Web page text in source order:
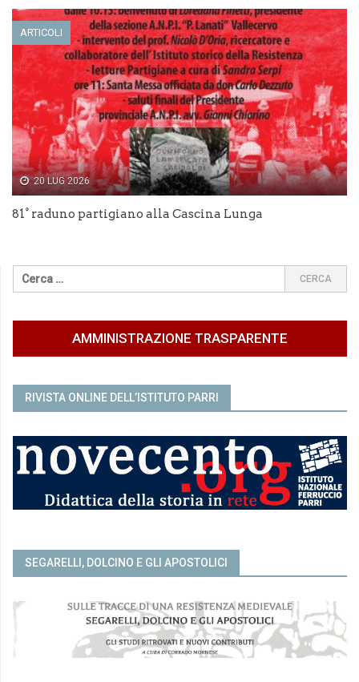
ARTICOLI
20 LUG 2026
81° raduno partigiano alla Cascina Lunga
AMMINISTRAZIONE TRASPARENTE
RIVISTA ONLINE DELL’ISTITUTO PARRI
SEGARELLI, DOLCINO E GLI APOSTOLICI